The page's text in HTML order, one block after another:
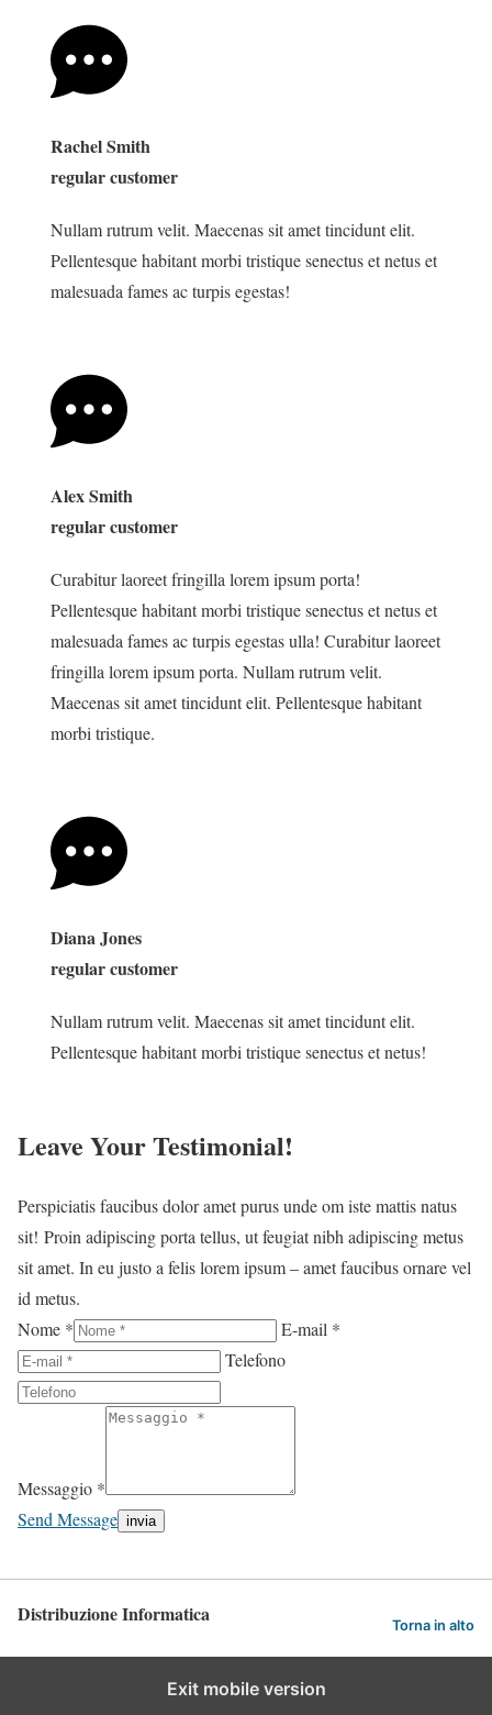
Rachel Smith
regular customer
Nullam rutrum velit. Maecenas sit amet tincidunt elit.
Pellentesque habitant morbi tristique senectus et netus et
malesuada fames ac turpis egestas!
Alex Smith
regular customer
Curabitur laoreet fringilla lorem ipsum porta!
Pellentesque habitant morbi tristique senectus et netus et
malesuada fames ac turpis egestas ulla! Curabitur laoreet
fringilla lorem ipsum porta. Nullam rutrum velit.
Maecenas sit amet tincidunt elit. Pellentesque habitant
morbi tristique.
Diana Jones
regular customer
Nullam rutrum velit. Maecenas sit amet tincidunt elit.
Pellentesque habitant morbi tristique senectus et netus!
Leave Your Testimonial!
Perspiciatis faucibus dolor amet purus unde om iste mattis natus
sit! Proin adipiscing porta tellus, ut feugiat nibh adipiscing metus
sit amet. In eu justo a felis lorem ipsum – amet faucibus ornare vel
id metus.
Nome *
E-mail *
Telefono
Messaggio *
Send Message
Distribuzione Informatica Torna in alto
Exit mobile version